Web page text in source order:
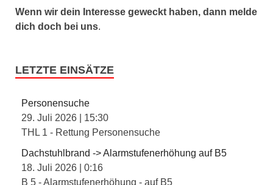
Wenn wir dein Interesse geweckt haben, dann melde
dich doch bei uns.
LETZTE EINSÄTZE
Personensuche
29. Juli 2026
15:30
THL 1 - Rettung Personensuche
Dachstuhlbrand -> Alarmstufenerhöhung auf B5
18. Juli 2026
0:16
B 5 - Alarmstufenerhöhung - auf B5